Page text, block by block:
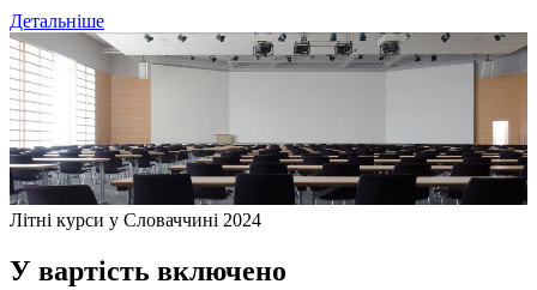
Детальніше
Літні курси у Словаччині 2024
У вартість включено